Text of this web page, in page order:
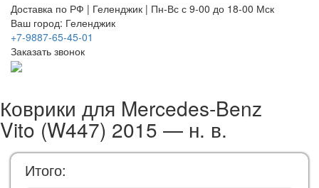
Доставка по РФ | Геленджик | Пн-Вс с 9-00 до 18-00 Мск
Ваш город: Геленджик
+7-9887-65-45-01
Заказать звонок
Коврики для Mercedes-Benz
Vito (W447) 2015 — н. в.
Итого: